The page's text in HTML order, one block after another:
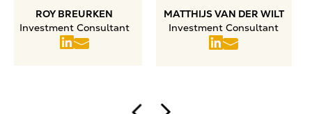
ROY BREURKEN
Investment Consultant
MATTHIJS VAN DER WILT
Investment Consultant